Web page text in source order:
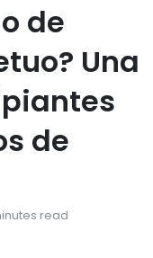
de
Una
de
read